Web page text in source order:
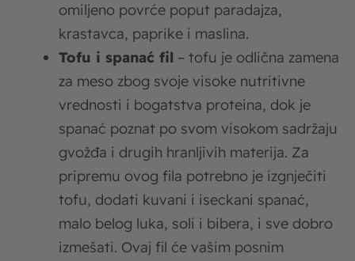
omiljeno povrće poput paradajza,
krastavca, paprike i maslina.
Tofu i spanać fil – tofu je odlična zamena
za meso zbog svoje visoke nutritivne
vrednosti i bogatstva proteina, dok je
spanać poznat po svom visokom sadržaju
gvožđa i drugih hranljivih materija. Za
pripremu ovog fila potrebno je izgnječiti
tofu, dodati kuvani i iseckani spanać,
malo belog luka, soli i bibera, i sve dobro
izmešati. Ovaj fil će vašim posnim